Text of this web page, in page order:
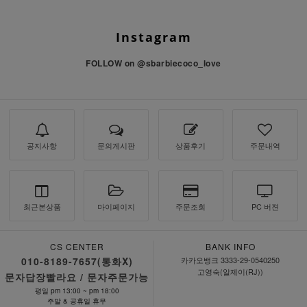
Instagram
FOLLOW on @sbarbiecoco_love
공지사항 문의게시판 상품후기 주문내역
최근본상품 마이페이지 주문조회 PC 버젼
CS CENTER
010-8189-7657(통화X)
문자답장빨라요 / 문자주문가능
평일 pm 13:00 ~ pm 18:00
주말 & 공휴일 휴무
BANK INFO
카카오뱅크 3333-29-0540250
고영숙(알제이(RJ))